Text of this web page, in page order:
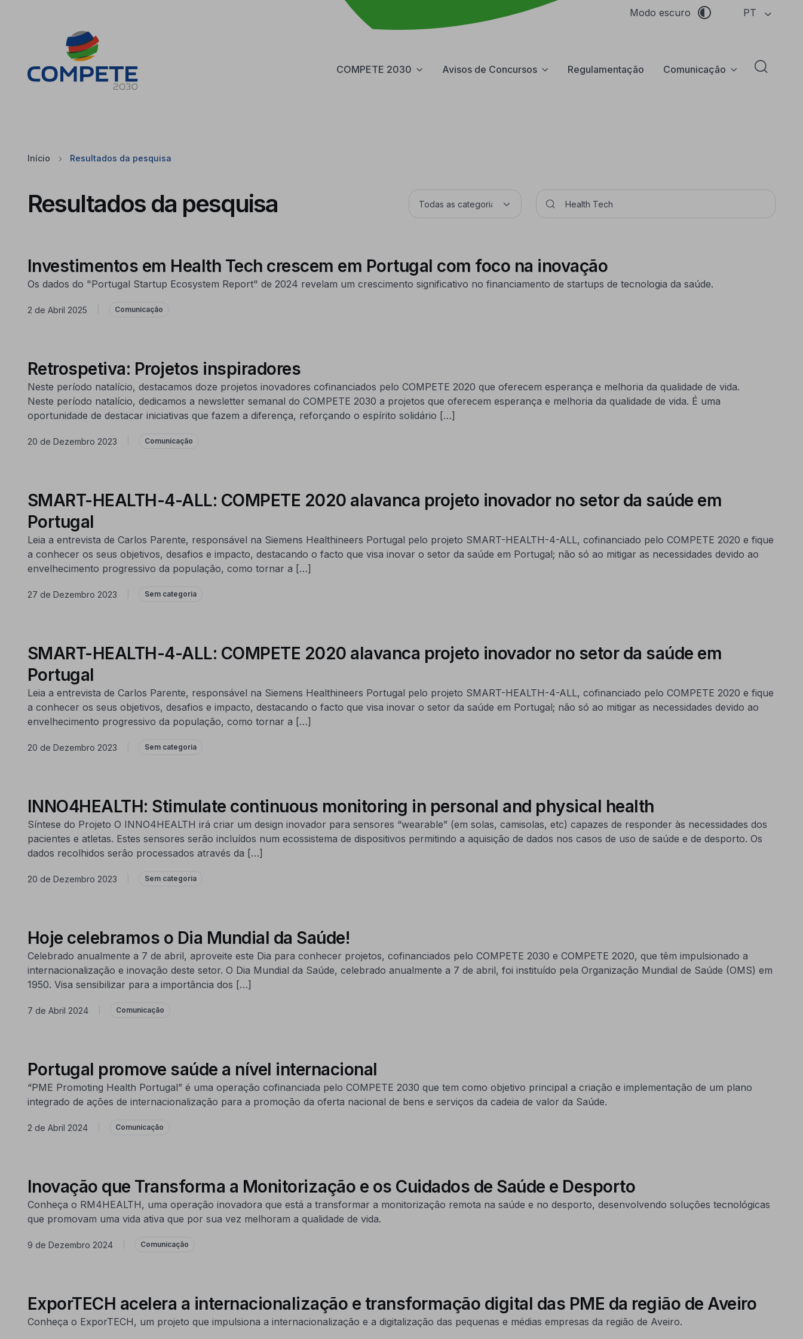
Modo escuro PT
COMPETE 2030 Avisos de Concursos Regulamentação Comunicação Abrir
Início Resultados da pesquisa
Resultados da pesquisa
Investimentos em Health Tech crescem em Portugal com foco na inovação
Os dados do "Portugal Startup Ecosystem Report" de 2024 revelam um crescimento significativo no financiamento de startups de tecnologia da saúde.
2 de Abril 2025 Comunicação
Retrospetiva: Projetos inspiradores
Neste período natalício, destacamos doze projetos inovadores cofinanciados pelo COMPETE 2020 que oferecem esperança e melhoria da qualidade de vida.
Neste período natalício, dedicamos a newsletter semanal do COMPETE 2030 a projetos que oferecem esperança e melhoria da qualidade de vida. É uma
oportunidade de destacar iniciativas que fazem a diferença, reforçando o espírito solidário […]
20 de Dezembro 2023 Comunicação
SMART-HEALTH-4-ALL: COMPETE 2020 alavanca projeto inovador no setor da saúde em
Portugal
Leia a entrevista de Carlos Parente, responsável na Siemens Healthineers Portugal pelo projeto SMART-HEALTH-4-ALL, cofinanciado pelo COMPETE 2020 e fique
a conhecer os seus objetivos, desafios e impacto, destacando o facto que visa inovar o setor da saúde em Portugal; não só ao mitigar as necessidades devido ao
envelhecimento progressivo da população, como tornar a […]
27 de Dezembro 2023 Sem categoria
SMART-HEALTH-4-ALL: COMPETE 2020 alavanca projeto inovador no setor da saúde em
Portugal
Leia a entrevista de Carlos Parente, responsável na Siemens Healthineers Portugal pelo projeto SMART-HEALTH-4-ALL, cofinanciado pelo COMPETE 2020 e fique
a conhecer os seus objetivos, desafios e impacto, destacando o facto que visa inovar o setor da saúde em Portugal; não só ao mitigar as necessidades devido ao
envelhecimento progressivo da população, como tornar a […]
20 de Dezembro 2023 Sem categoria
INNO4HEALTH: Stimulate continuous monitoring in personal and physical health
Síntese do Projeto O INNO4HEALTH irá criar um design inovador para sensores “wearable” (em solas, camisolas, etc) capazes de responder às necessidades dos
pacientes e atletas. Estes sensores serão incluídos num ecossistema de dispositivos permitindo a aquisição de dados nos casos de uso de saúde e de desporto. Os
dados recolhidos serão processados através da […]
20 de Dezembro 2023 Sem categoria
Hoje celebramos o Dia Mundial da Saúde!
Celebrado anualmente a 7 de abril, aproveite este Dia para conhecer projetos, cofinanciados pelo COMPETE 2030 e COMPETE 2020, que têm impulsionado a
internacionalização e inovação deste setor. O Dia Mundial da Saúde, celebrado anualmente a 7 de abril, foi instituído pela Organização Mundial de Saúde (OMS) em
1950. Visa sensibilizar para a importância dos […]
7 de Abril 2024 Comunicação
Portugal promove saúde a nível internacional
“PME Promoting Health Portugal” é uma operação cofinanciada pelo COMPETE 2030 que tem como objetivo principal a criação e implementação de um plano
integrado de ações de internacionalização para a promoção da oferta nacional de bens e serviços da cadeia de valor da Saúde.
2 de Abril 2024 Comunicação
Inovação que Transforma a Monitorização e os Cuidados de Saúde e Desporto
Conheça o RM4HEALTH, uma operação inovadora que está a transformar a monitorização remota na saúde e no desporto, desenvolvendo soluções tecnológicas
que promovam uma vida ativa que por sua vez melhoram a qualidade de vida.
9 de Dezembro 2024 Comunicação
ExporTECH acelera a internacionalização e transformação digital das PME da região de Aveiro
Conheça o ExporTECH, um projeto que impulsiona a internacionalização e a digitalização das pequenas e médias empresas da região de Aveiro.